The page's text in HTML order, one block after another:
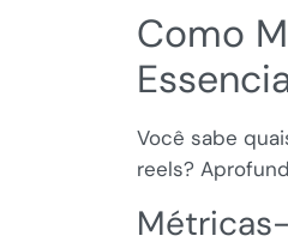
Como
Você sabe
reels?